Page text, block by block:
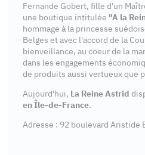
Fernande Gobert, fille d'un
une boutique intitulée "A la
hommage à la princesse
Belges et avec l'accord de la
bienveillance, au coeur de la
dans les engagements
de produits aussi vertueux que
Aujourd'hui, La Reine Astrid
en Île-de-France.
Adresse : 92 boulevard Aristide